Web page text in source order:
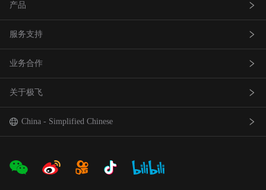
产品
农业无人飞机
农业无人车
农机自驾仪
巡田无人飞机
服务支持
极飞服务
极飞学园
证书查询
业务合作
查找网点(资质验证）
成为渠道合作伙伴
关于极飞
我是极⻜
China - Simplified Chinese